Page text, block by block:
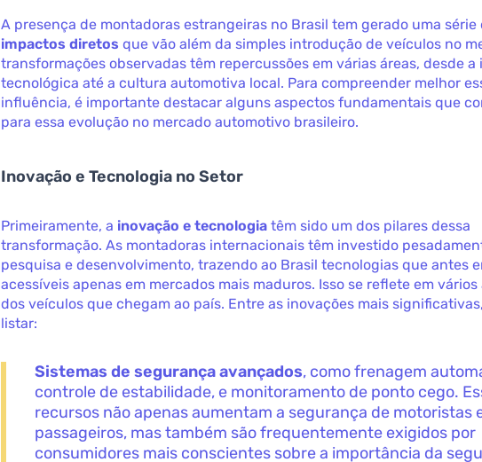
A presença de montadoras estrangeiras no Brasil tem gerado uma série
impactos diretos que vão além da simples introdução de veículos no
transformações observadas têm repercussões em várias áreas, desde a
tecnológica até a cultura automotiva local. Para compreender melhor
influência, é importante destacar alguns aspectos fundamentais que
para essa evolução no mercado automotivo brasileiro.
Inovação e Tecnologia no Setor
Primeiramente, a inovação e tecnologia têm sido um dos pilares dessa
transformação. As montadoras internacionais têm investido
pesquisa e desenvolvimento, trazendo ao Brasil tecnologias que antes
acessíveis apenas em mercados mais maduros. Isso se reflete em
dos veículos que chegam ao país. Entre as inovações mais
listar:
Sistemas de segurança avançados, como frenagem
controle de estabilidade, e monitoramento de ponto cego.
recursos não apenas aumentam a segurança de motoristas
passageiros, mas também são frequentemente exigidos por
consumidores mais conscientes sobre a importância da